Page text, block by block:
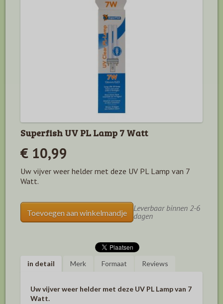
Superfish UV PL Lamp 7 Watt
€ 10,99
Uw vijver weer helder met deze UV PL Lamp van 7
Watt.
Toevoegen aan winkelmandje
Leverbaar binnen 2-6
dagen
in detail Merk Formaat Reviews
Uw vijver weer helder met deze UV PL Lamp van 7
Watt.